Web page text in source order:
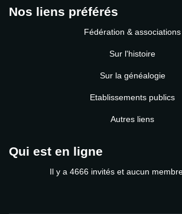
Nos liens préférés
Fédération & associations
Sur l'histoire
Sur la généalogie
Etablissements publics
Autres liens
Qui est en ligne
Il y a 4666 invités et aucun